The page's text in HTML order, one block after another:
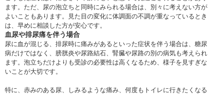
ます。ただ、尿の泡立ちと同時にみられる場合は、別々に考えない方が
よいこともあります。見た目の変化に体調面の不調が重なっているとき
は、早めに相談した方が安心です。
血尿や排尿痛を伴う場合
尿に血が混じる、排尿時に痛みがあるといった症状を伴う場合は、糖尿
病だけではなく、膀胱炎や尿路結石、腎臓や尿路の別の病気も考えられ
ます。泡立ちだけよりも受診の必要性は高くなるため、様子を見すぎな
いことが大切です。
特に、赤みのある尿、しみるような痛み、何度もトイレに行きたくなる